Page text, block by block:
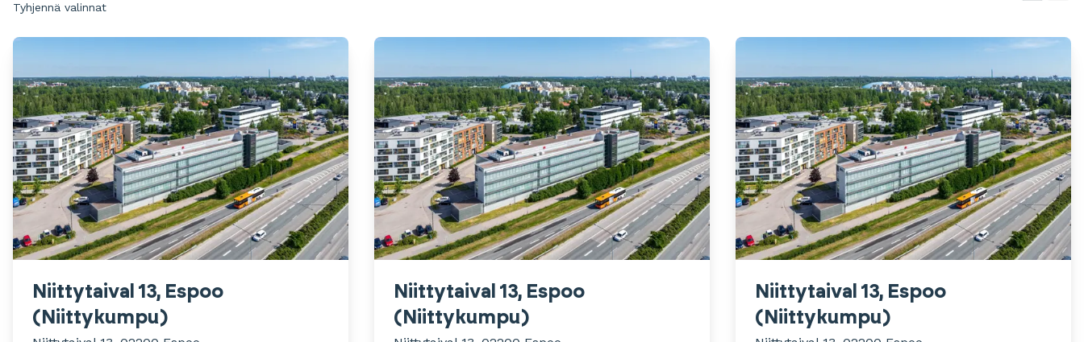
Tyhjennä valinnat
Niittytaival 13, Espoo
(Niittykumpu)
Niittytaival 13, Espoo
(Niittykumpu)
Niittytaival 13, Espoo
(Niittykumpu)